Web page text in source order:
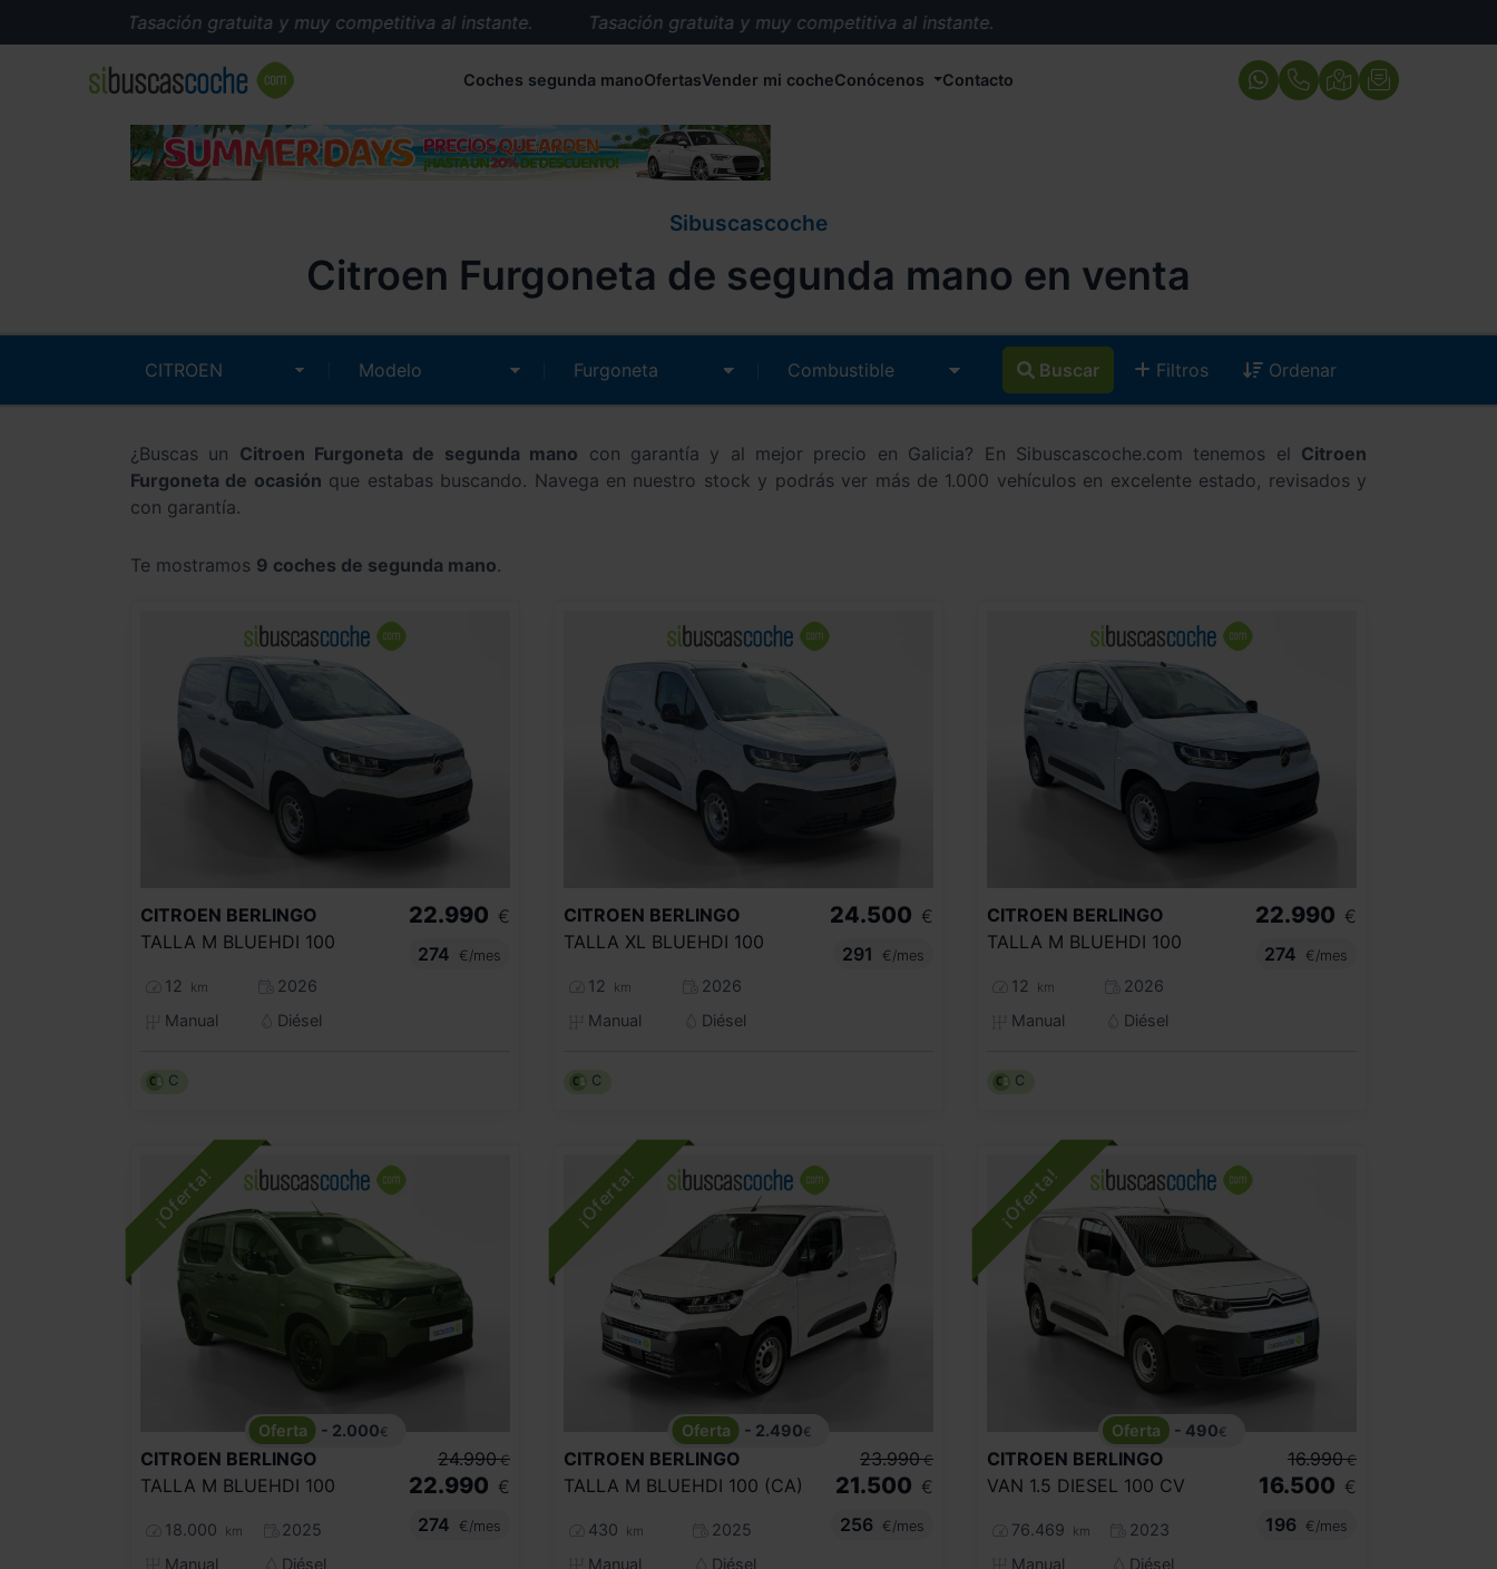
Tasación gratuita y muy competitiva al instante.
Tasación gratuita y muy competitiva al instante.
Más de 5.000 conductores satisfechos.
Buscamos el coche que tu quieras.
Nos ocupamos de todos los trámites.
Compramos tu coche. Pago inmediato.
Coches segunda manoOfertasVender mi cocheConócenos Contacto
Sibuscascoche
Citroen Furgoneta de segunda mano en venta
Buscar Filtros Ordenar
¿Buscas un Citroen Furgoneta de segunda mano con garantía y al mejor precio en Galicia? En Sibuscascoche.com tenemos el Citroen
Furgoneta de ocasión que estabas buscando. Navega en nuestro stock y podrás ver más de 1.000 vehículos en excelente estado, revisados y
con garantía.
Te mostramos 9 coches de segunda mano.
CITROEN BERLINGO
TALLA M BLUEHDI 100
12 km
2026
Manual
Diésel
22.990 €
274
€/mes
C
CITROEN BERLINGO
TALLA XL BLUEHDI 100
12 km
2026
Manual
Diésel
24.500 €
291
€/mes
C
CITROEN BERLINGO
TALLA M BLUEHDI 100
12 km
2026
Manual
Diésel
22.990 €
274
€/mes
C
- 2.000€
CITROEN BERLINGO
TALLA M BLUEHDI 100
18.000 km
2025
Manual
Diésel
24.990 €
22.990 €
274
€/mes
- 2.490€
CITROEN BERLINGO
TALLA M BLUEHDI 100 (CA)
430 km
2025
Manual
Diésel
23.990 €
21.500 €
256
€/mes
- 490€
CITROEN BERLINGO
VAN 1.5 DIESEL 100 CV
76.469 km
2023
Manual
Diésel
16.990 €
16.500 €
196
€/mes